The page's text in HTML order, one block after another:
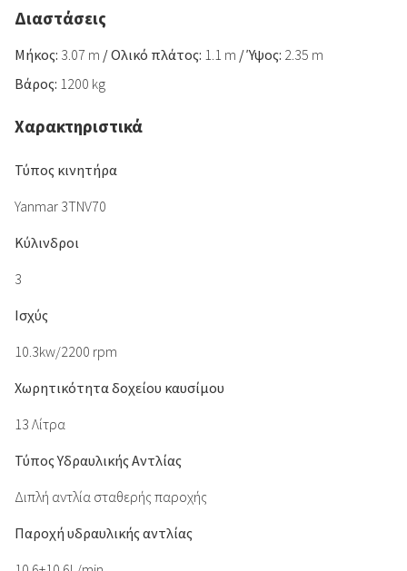
Διαστάσεις
Μήκος: 3.07 m /Ολικό πλάτος: 1.1 m /Ύψος: 2.35 m
Βάρος: 1200 kg
Χαρακτηριστικά
Τύπος κινητήρα
Yanmar 3TNV70
Κύλινδροι
3
Ισχύς
10.3kw/2200 rpm
Χωρητικότητα δοχείου καυσίμου
13 Λίτρα
Τύπος Υδραυλικής Αντλίας
Διπλή αντλία σταθερής παροχής
Παροχή υδραυλικής αντλίας